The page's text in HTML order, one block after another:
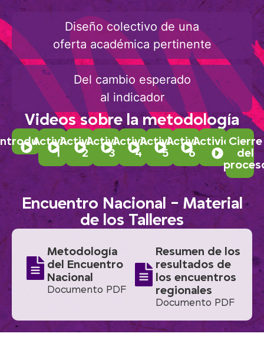
Diseño colectivo de una
oferta académica pertinente
Del cambio esperado
al indicador
Videos sobre la metodología
Actividad
1
Actividad
2
Actividad
3
Actividad
4
Actividad
5
Actividad
6
Actividad
7
Cierre
del
Encuentro Nacional - Material
de los Talleres
Metodología
del Encuentro
Nacional
Documento PDF
Resumen de los
resultados de
los encuentros
regionales
Documento PDF